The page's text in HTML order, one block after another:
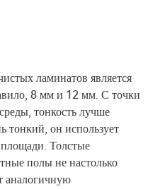
ламинатов является
8 мм и 12 мм. С точки
тонкость лучше
тонкий, он использует
Толстые
полы не настолько
аналогичную